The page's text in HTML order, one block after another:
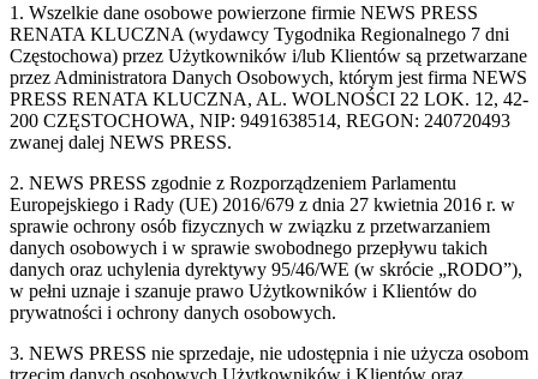
1. Wszelkie dane osobowe powierzone firmie NEWS PRESS
RENATA KLUCZNA (wydawcy Tygodnika Regionalnego 7 dni
Częstochowa) przez Użytkowników i/lub Klientów są przetwarzane
przez Administratora Danych Osobowych, którym jest firma NEWS
PRESS RENATA KLUCZNA, AL. WOLNOŚCI 22 LOK. 12, 42-
200 CZĘSTOCHOWA, NIP: 9491638514, REGON: 240720493
zwanej dalej NEWS PRESS.
2. NEWS PRESS zgodnie z Rozporządzeniem Parlamentu
Europejskiego i Rady (UE) 2016/679 z dnia 27 kwietnia 2016 r. w
sprawie ochrony osób fizycznych w związku z przetwarzaniem
danych osobowych i w sprawie swobodnego przepływu takich
danych oraz uchylenia dyrektywy 95/46/WE (w skrócie „RODO”),
w pełni uznaje i szanuje prawo Użytkowników i Klientów do
prywatności i ochrony danych osobowych.
3. NEWS PRESS nie sprzedaje, nie udostępnia i nie użycza osobom
trzecim danych osobowych Użytkowników i Klientów oraz